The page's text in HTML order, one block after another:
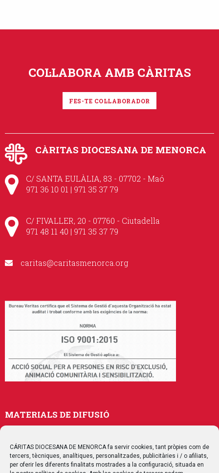
CÁRITAS DIOCESANA DE MENORCA fa servir cookies, tant pròpies com de
tercers, tècniques, analítiques, personalitzades, publicitàries i / o afiliats,
per oferir les diferents finalitats mostrades a la configuració, situada en
COL·LABORA AMB CÀRITAS
FES-TE COL·LABORADOR
CÀRITAS DIOCESANA DE MENORCA
C/ SANTA EULÀLIA, 83 - 07702 - Maó
971 36 10 01 | 971 35 37 79
C/ FIVALLER, 20 - 07760 - Ciutadella
971 48 11 40 | 971 35 37 79
caritas@caritasmenorca.org
MATERIALS DE DIFUSIÓ
Publicacions
Multimedia